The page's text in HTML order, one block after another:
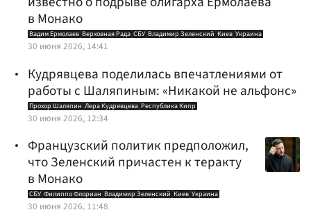
в Монако
Вадим Ермолаев Верховная Рада СБУ Владимир Зеленский Киев Украина
30 июня 2026, 14:41
Кудрявцева поделилась впечатлениями от
работы с Шаляпиным: «Никакой не альфонс»
Прохор Шаляпин Лера Кудрявцева Республика Кипр
30 июня 2026, 12:34
Французский политик предположил,
что Зеленский причастен к теракту
в Монако
СБУ Филиппо Флориан Владимир Зеленский Киев Украина
30 июня 2026, 11:48